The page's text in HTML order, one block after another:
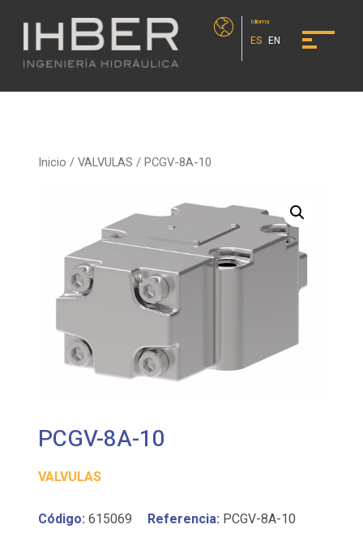
Idioma
ES EN
Inicio /VALVULAS / PCGV-8A-10
PCGV-8A-10
VALVULAS
Código: 615069 Referencia: PCGV-8A-10